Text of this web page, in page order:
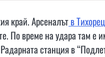
край. Арсеналътв
По време на удара там
станция в